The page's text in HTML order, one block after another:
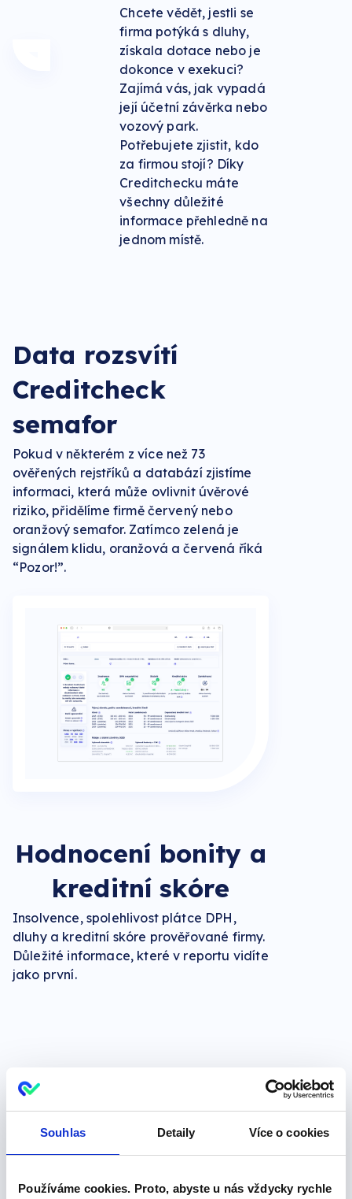
Souhlas Detaily Více o cookies
Používáme cookies. Proto, abyste u nás vždycky rychle
Chcete vědět, jestli se
firma potýká s dluhy,
získala dotace nebo je
dokonce v exekuci?
Zajímá vás, jak vypadá
její účetní závěrka nebo
vozový park.
Potřebujete zjistit, kdo
za firmou stojí? Díky
Creditchecku máte
všechny důležité
informace přehledně na
jednom místě.
Data rozsvítí
Creditcheck
semafor
Pokud v některém z více než 73
ověřených rejstříků a databází zjistíme
informaci, která může ovlivnit úvěrové
riziko, přidělíme firmě červený nebo
oranžový semafor. Zatímco zelená je
signálem klidu, oranžová a červená říká
“Pozor!”.
Hodnocení bonity a
kreditní skóre
Insolvence, spolehlivost plátce DPH,
dluhy a kreditní skóre prověřované firmy.
Důležité informace, které v reportu vidíte
jako první.
Firemní vazby v
přehledných
vizualizacích
Když znáte vlastníky, dceřiné firmy a